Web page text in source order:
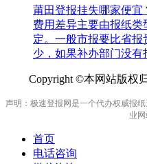
莆田登报挂失哪家便宜
费用差异主要由报纸
定。一般市报要比省报
少，如果补办部门没有
Copyright ©本网站版权
声明：极速登报网是一个代办权威报
业网
首页
电话咨询